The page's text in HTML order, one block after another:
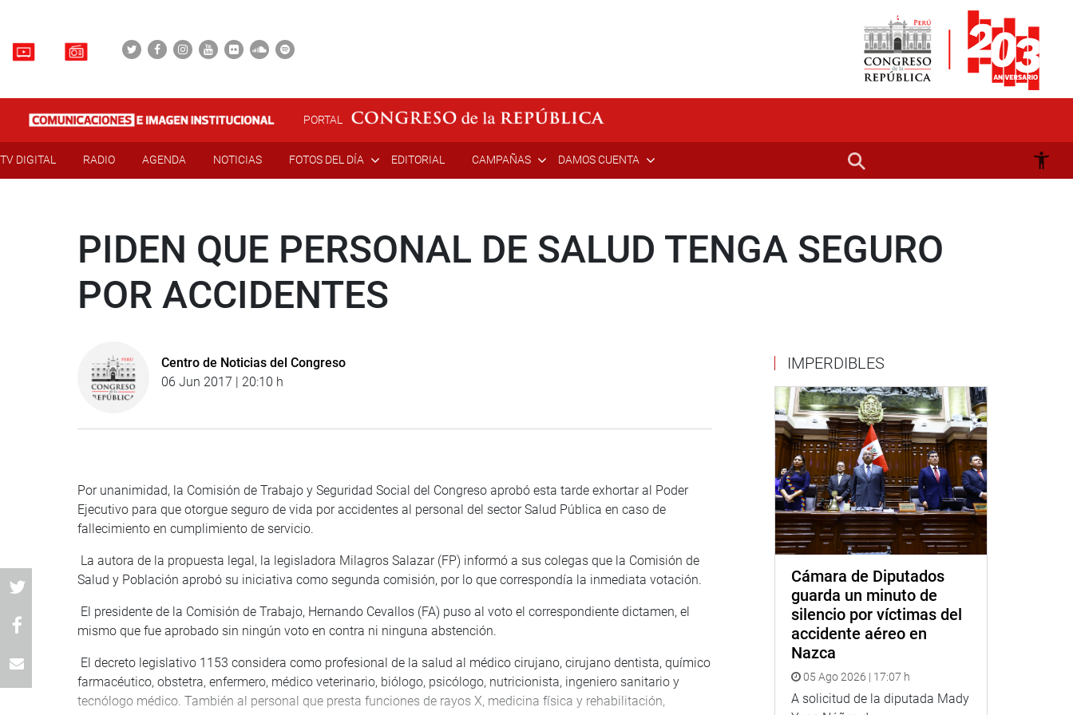
PORTAL
TV DIGITAL RADIO AGENDA NOTICIAS FOTOS DEL DÍA EDITORIAL CAMPAÑAS DAMOS CUENTA
PIDEN QUE PERSONAL DE SALUD TENGA SEGURO
POR ACCIDENTES
Centro de Noticias del Congreso
06 Jun 2017 | 20:10 h
Por unanimidad, la Comisión de Trabajo y Seguridad Social del Congreso aprobó esta tarde exhortar al Poder
Ejecutivo para que otorgue seguro de vida por accidentes al personal del sector Salud Pública en caso de
fallecimiento en cumplimiento de servicio.
La autora de la propuesta legal, la legisladora Milagros Salazar (FP) informó a sus colegas que la Comisión de
Salud y Población aprobó su iniciativa como segunda comisión, por lo que correspondía la inmediata votación.
El presidente de la Comisión de Trabajo, Hernando Cevallos (FA) puso al voto el correspondiente dictamen, el
mismo que fue aprobado sin ningún voto en contra ni ninguna abstención.
El decreto legislativo 1153 considera como profesional de la salud al médico cirujano, cirujano dentista, químico
farmacéutico, obstetra, enfermero, médico veterinario, biólogo, psicólogo, nutricionista, ingeniero sanitario y
tecnólogo médico. También al personal que presta funciones de rayos X, medicina física y rehabilitación,
IMPERDIBLES
Cámara de Diputados
guarda un minuto de
silencio por víctimas del
accidente aéreo en
Nazca
05 Ago 2026 | 17:07 h
A solicitud de la diputada Mady